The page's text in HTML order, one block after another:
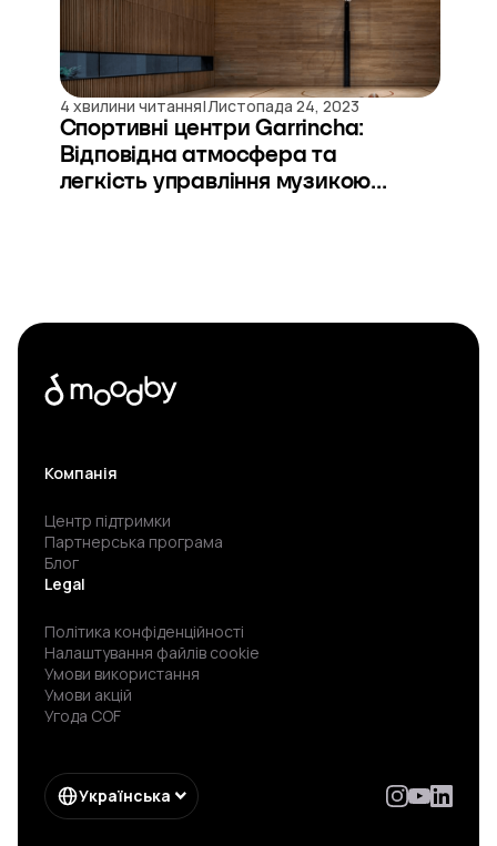
4 хвилини читання|Листопада 24, 2023
Спортивні центри Garrincha:
Відповідна атмосфера та
легкість управління музикою...
Компанія
Центр підтримки
Партнерська програма
Блог
Legal
Політика конфіденційності
Налаштування файлів cookie
Умови використання
Умови акцій
Угода COF
Українська